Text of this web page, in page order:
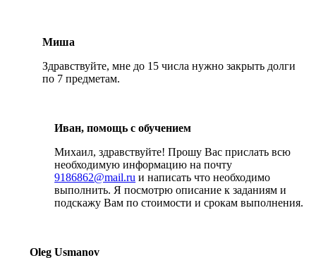
Миша
Здравствуйте, мне до 15 числа нужно закрыть долги
по 7 предметам.
Иван, помощь с обучением
Михаил, здравствуйте! Прошу Вас прислать всю
необходимую информацию на почту
9186862@mail.ru и написать что необходимо
выполнить. Я посмотрю описание к заданиям и
подскажу Вам по стоимости и срокам выполнения.
Oleg Usmanov